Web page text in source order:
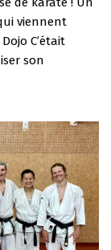
viennent
C’était
son